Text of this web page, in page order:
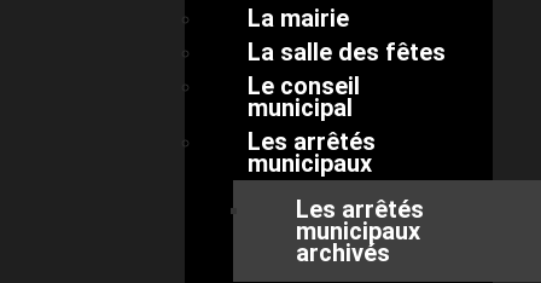
La mairie
La salle des fêtes
Le conseil
municipal
Les arrêtés
municipaux
Les arrêtés
municipaux
archivés